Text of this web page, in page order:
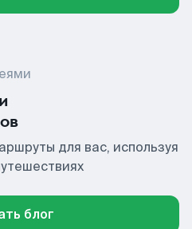
для вас, используя
блог